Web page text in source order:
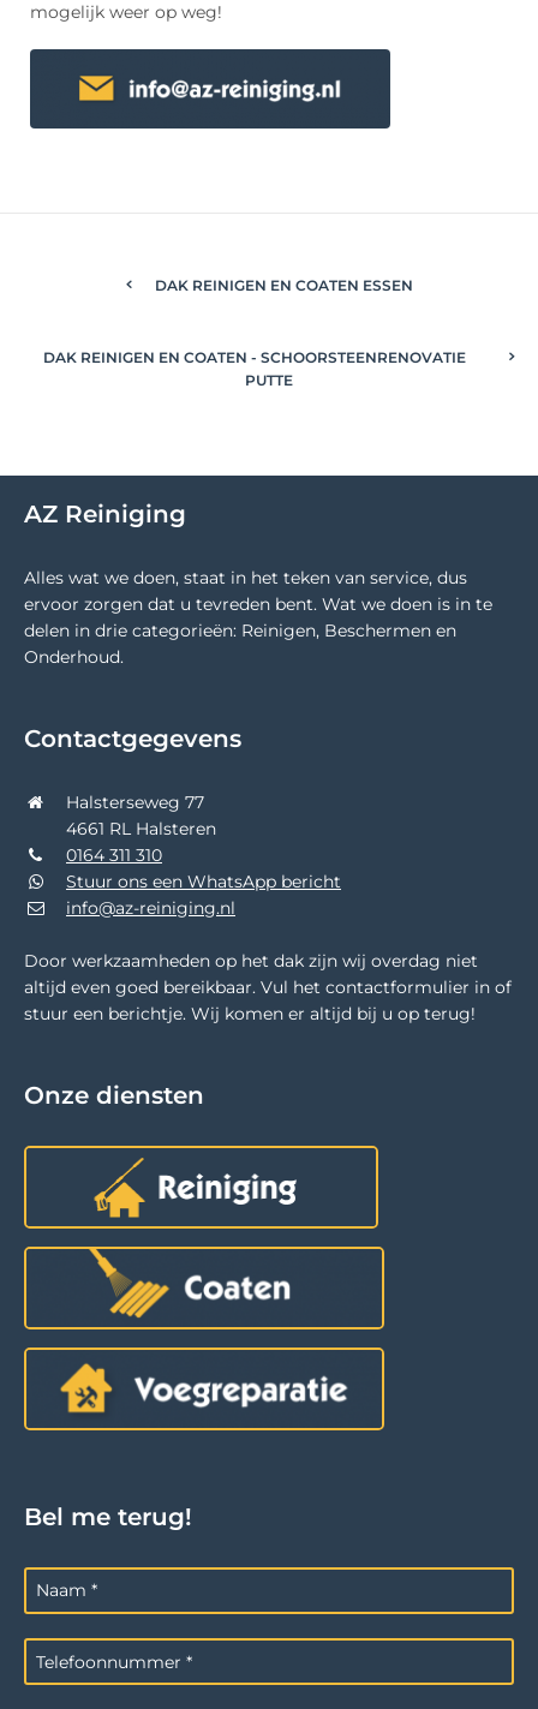
mogelijk weer op weg!
DAK REINIGEN EN COATEN ESSEN
DAK REINIGEN EN COATEN - SCHOORSTEENRENOVATIE
PUTTE
AZ Reiniging
Alles wat we doen, staat in het teken van service, dus
ervoor zorgen dat u tevreden bent. Wat we doen is in te
delen in drie categorieën: Reinigen, Beschermen en
Onderhoud.
Contactgegevens
Halsterseweg 77
4661 RL Halsteren
0164 311 310
Stuur ons een WhatsApp bericht
info@az-reiniging.nl
Door werkzaamheden op het dak zijn wij overdag niet
altijd even goed bereikbaar. Vul het contactformulier in of
stuur een berichtje. Wij komen er altijd bij u op terug!
Onze diensten
Bel me terug!